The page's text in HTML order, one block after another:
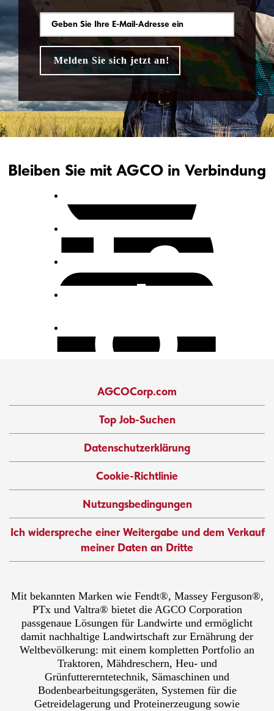
Bleiben Sie mit AGCO in Verbindung
AGCOCorp.com
Top Job-Suchen
Datenschutzerklärung
Cookie-Richtlinie
Nutzungsbedingungen
Ich widerspreche einer Weitergabe und dem Verkauf
meiner Daten an Dritte
Mit bekannten Marken wie Fendt®, Massey Ferguson®,
PTx und Valtra® bietet die AGCO Corporation
passgenaue Lösungen für Landwirte und ermöglicht
damit nachhaltige Landwirtschaft zur Ernährung der
Weltbevölkerung: mit einem kompletten Portfolio an
Traktoren, Mähdreschern, Heu- und
Grünfuttererntetechnik, Sämaschinen und
Bodenbearbeitungsgeräten, Systemen für die
Getreidelagerung und Proteinerzeugung sowie